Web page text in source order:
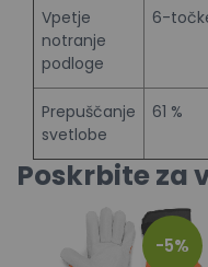
Vpetje
notranje
podloge
6-
Prepuščanje
svetlobe
61 %
Poskrbite za
-5%